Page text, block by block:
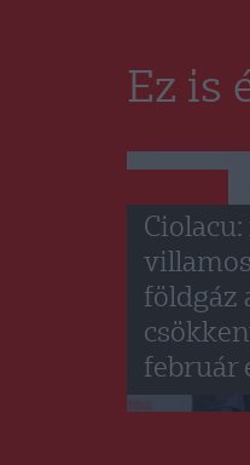
Ez is
Ciolacu:
földgáz
február